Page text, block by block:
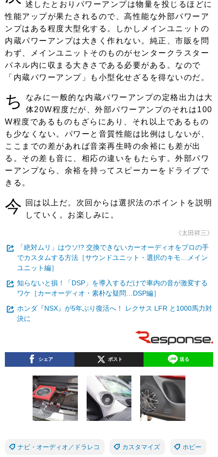
述したとおりパワーアンプは物量を投じるほどに
性能アップが果たされるので、高性能な外部パワーア
ンプはある程度大型化する。しかしメインユニットの
内蔵パワーアンプは大きく作れない。純正、市販を問
わず、メインユニットそのものがセンタークラスター
パネル内に収まる大きさである必要がある。なので
「内蔵パワーアンプ」も小型化せざるを得ないのだ。
ち
なみに一般的な内蔵パワーアンプの定格出力は大
体20W程度だが、外部パワーアンプのそれは100
W程度であるものもざらにあり、それ以上であるもの
も少なくない。パワーと音質性能は比例はしないが、
ここまでの差があれば音楽再生時の余裕にも差が出
る。その差も音に、相応の違いをもたらす。外部パワ
ーアンプなら、余裕を持ってスピーカーをドライブで
きる。
今 回は以上だ。次回からは選択法のポイントを説明
していく。お楽しみに。
《太田祥三》
「絶対ムリ」はウソ!? 交換できないカーオーディオをプロの手
でカスタムする方法［サウンドユニット・選択のキモ…メイン
ユニット編］
知らないと損！「DSP」を導入するだけで車内の音が激変する
ワケ［カーオーディオ・素朴な疑問…DSP編］
ホンダ『NSX』が5年ぶり復活へ！ レクサス LFR と1000馬力対
決に
シェア ポスト 送る
ナビ・オーディオ／ドラレコ カスタマイズ ホビー